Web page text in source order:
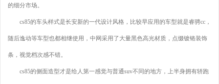
的细分市场。
cs85的车头样式是长安新的一代设计风格，比较早应用的车型就是睿骋cc，
随后逸动等车型也都相继使用，中网采用了大量黑色高光材质，点缀镀铬装饰
条，视觉档次感不错。
cs85的侧面造型才是给人第一感觉与普通suv不同的地方，上半身拥有轿跑